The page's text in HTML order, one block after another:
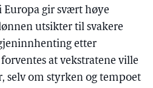
Europa gir svært høye
utsikter til svakere
etter
at vekstratene ville
selv om styrken og tempoet